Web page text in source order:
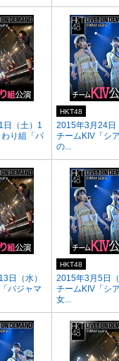
日（土）1
り組「パ
2015年3月24日
チームKIV「シ
の...
HKT48
日（水）
パジャマ
2015年3月5日（
チームKIV「シ
女...
HKT48